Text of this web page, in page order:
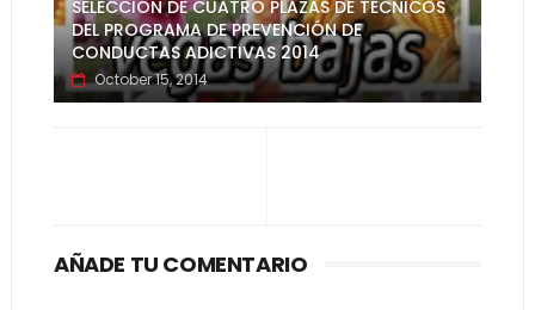
SELECCIÓN DE CUATRO PLAZAS DE TÉCNICOS
DEL PROGRAMA DE PREVENCIÓN DE
CONDUCTAS ADICTIVAS 2014
October 15, 2014
AÑADE TU COMENTARIO